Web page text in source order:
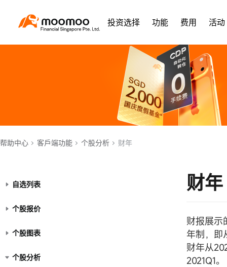
投资选择 功能 费用 活动
帮助中心 客戶端功能 个股分析 财年
自选列表
个股报价
个股图表
个股分析
财年
财报展示
年制，即
财年从
2021Q1。